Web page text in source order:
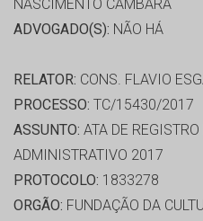
NASCIMENTO CAMBARA
ADVOGADO(S): NÃO HÁ
RELATOR: CONS. FLAVIO
PROCESSO: TC/15430/2017
ASSUNTO: ATA DE
ADMINISTRATIVO 2017
PROTOCOLO: 1833278
ORGÃO: FUNDAÇÃO DA